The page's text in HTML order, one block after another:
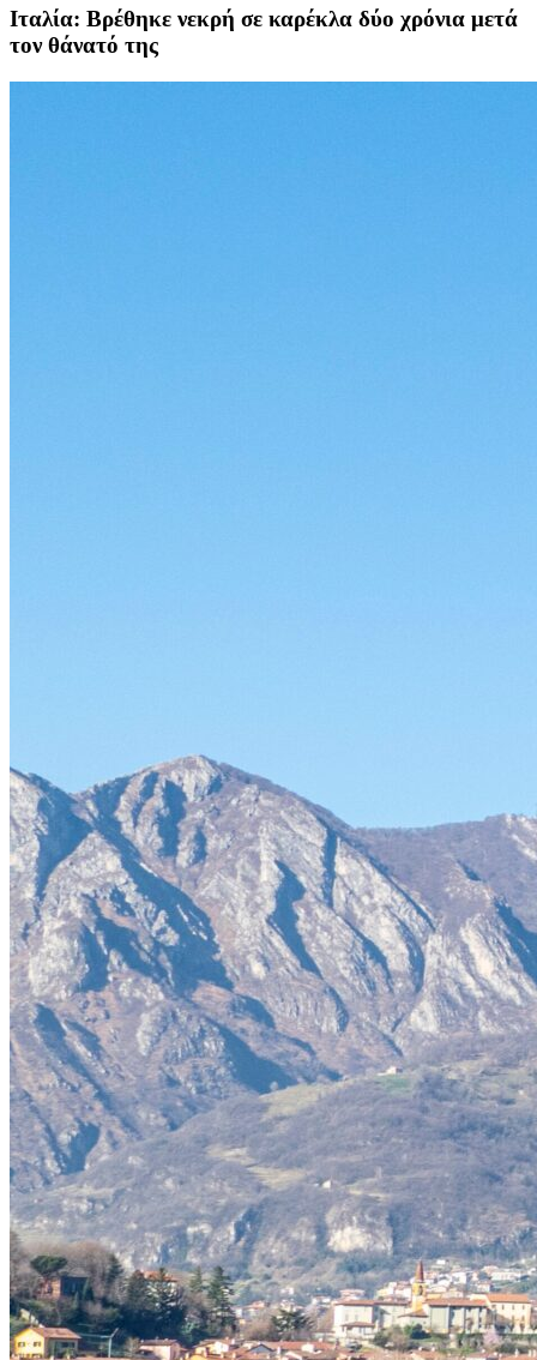
Ιταλία: Βρέθηκε νεκρή σε καρέκλα δύο χρόνια μετά
τον θάνατό της